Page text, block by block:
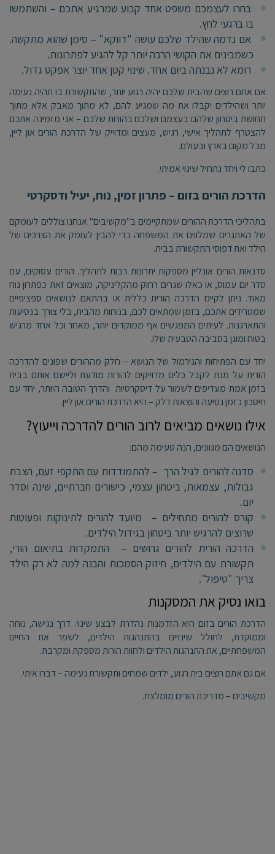
בחרו לעצמכם משפט אחד קבוע שמרגיע אתכם – והשתמשו
בו ברגעי לחץ.
אם נדמה שהילד שלכם עושה "דווקא" – סימן שהוא מתקשה.
כשמבינים את הקושי הרבה יותר קל להגיע לפתרונות.
רומא לא נבנתה ביום אחד. שינוי קטן אחד יוצר אפקט גדול.
אם אתם רוצים שהבית שלכם יהיה רגוע יותר, שהתקשורת בו תהיה נעימה
יותר ושהילדים יקבלו את מה שמגיע להם, לא מתוך מאבק אלא מתוך
תחושת ביטחון שלהם בעצמם ושלכם בהורות שלכם – אני מזמינה אתכם
להצטרף לתהליך אישי, רגיש, מעצים ומדוייק של הדרכת הורים און ליין,
מכל מקום בארץ ובעולם.
כתבו לי ויחד נתחיל שינוי אמיתי.
הדרכת הורים בזום – פתרון זמין, נוח, יעיל ודסקרטי
בתהליכי הדרכת ההורים שמתקיימים ב"מקשיבים" אנחנו צוללים לעומקם
של האתגרים שמלווים את המשפחה כדי להבין לעומק את הצרכים של
הילד ואת דפוסי התקשורת בבית.
סדנאות הורים אונליין מספקות יתרונות רבות לתהליך. הורים עסוקים, עם
סדר יום עמוס, או כאלו שגרים רחוק מהקליניקה, מוצאים זאת כפתרון נוח
מאוד. ניתן לקיים הדרכה הורית כללית או בהתאם לנושאים ספציפיים
שמטרידים אתכם, בזמן שמתאים לכם, בנוחות מהבית, בלי צורך בנסיעות
והתארגנות. לעיתים המפגשים אף ממוקדים יותר, מאחר וכל אחד מרגיש
בטוח ומוגן בסביבה הטבעית שלו.
יחד עם הפתיחות והנירמול של הנושא – חלק מההורים שפונים להדרכה
הורית על מנת לקבל כלים מדוייקים להורות מודעת וליישם אותם בבית
בזמן אמת מעדיפים לשמור על דיסקרטיות והדרך הטובה היותר, יחד עם
חיסכון בזמן נסיעה והוצאות דלק – היא הדרכת הורים און ליין.
אילו נושאים מביאים לרוב הורים להדרכה וייעוץ?
הנושאים הם מגוונים, הנה טעימה מהם:
סדנה להורים לגיל הרך – להתמודדות עם התקפי זעם, הצבת
גבולות, עצמאות, ביטחון עצמי, כישורים חברתיים, שינה וסדר
יום.
קורס להורים מתחילים – מיועד להורים לתינוקות ופעוטות
שרוצים להרגיש יותר ביטחון בגידול הילדים.
הדרכה הורית להורים גרושים – התמקדות בתיאום הורי,
תקשורת עם הילדים, חיזוק הסמכות והבנה למה לא רק הילד
צריך "טיפול".
בואו נסיק את המסקנות
הדרכת הורים בזום היא הזדמנות נהדרת לבצע שינוי. דרך נגישה, נוחה
וממוקדת, לחולל שינויים בהתנהגות הילדים, לשפר את החיים
המשפחתיים, את התנהגות הילדים ולחוות הורות מספקת ומקרבת.
אם גם אתם רוצים בית רגוע, ילדים שמחים ותקשורת נעימה – דברו איתי.
מקשיבים – מדריכת הורים מומלצת.